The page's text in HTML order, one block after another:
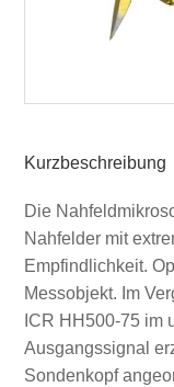
Kurzbeschreibung
Die
Nahfelder mit
Empfindlichkeit.
Messobjekt. Im
ICR HH500-75 im
Ausgangssignal
Sondenkopf